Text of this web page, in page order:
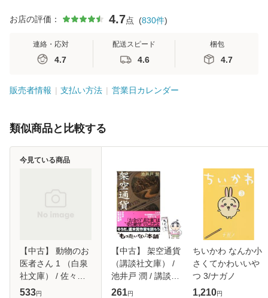
お店の評価： 4.7点 (830件)
連絡・応対
4.7
配送スピード
4.6
梱包
4.7
販売者情報 支払い方法 営業日カレンダー
類似商品と比較する
【中古】 動物のお
医者さん 1 （白泉
社文庫） / 佐々木
倫子 / 白泉社 [文
533円
今見ている商品
【中古】 架空通貨
（講談社文庫） /
池井戸 潤 / 講談社
[文庫]【メール便送
261円
ちいかわ なんか小
さくてかわいいや
つ 3/ナガノ
1,210円